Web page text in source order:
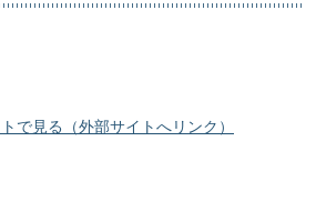
で見る（外部サイトへリンク）